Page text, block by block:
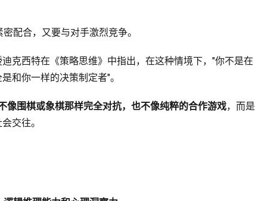
配合，又要与对手激烈竞争。
克西特在《策略思维》中指出，在这种情境下，"你不是在
和你一样的决策制定者"。
像围棋或象棋那样完全对抗，也不像纯粹的合作游戏，而是
交往。